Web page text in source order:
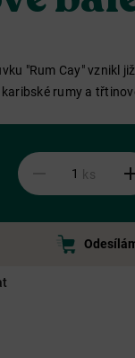
"Rum Cay" vznikl
rumy a
ks